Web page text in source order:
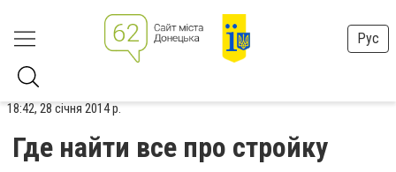
Рус
18:42, 28 січня 2014 р.
Где найти все про стройку